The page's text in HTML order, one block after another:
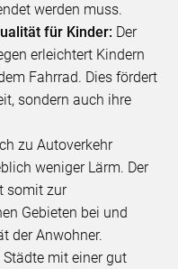
werden muss.
für Kinder: Der
erleichtert Kindern
Fahrrad. Dies fördert
sondern auch ihre
zu Autoverkehr
weniger Lärm. Der
somit zur
Gebieten bei und
der Anwohner.
Städte mit einer gut